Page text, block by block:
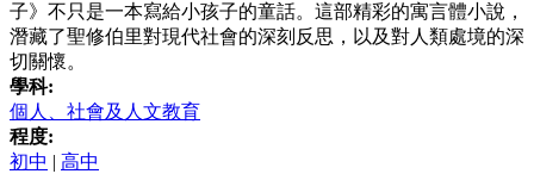
子》不只是一本寫給小孩子的童話。這部精彩的寓言體小說，
潛藏了聖修伯里對現代社會的深刻反思，以及對人類處境的深
切關懷。
學科:
個人、社會及人文教育
程度:
初中 | 高中